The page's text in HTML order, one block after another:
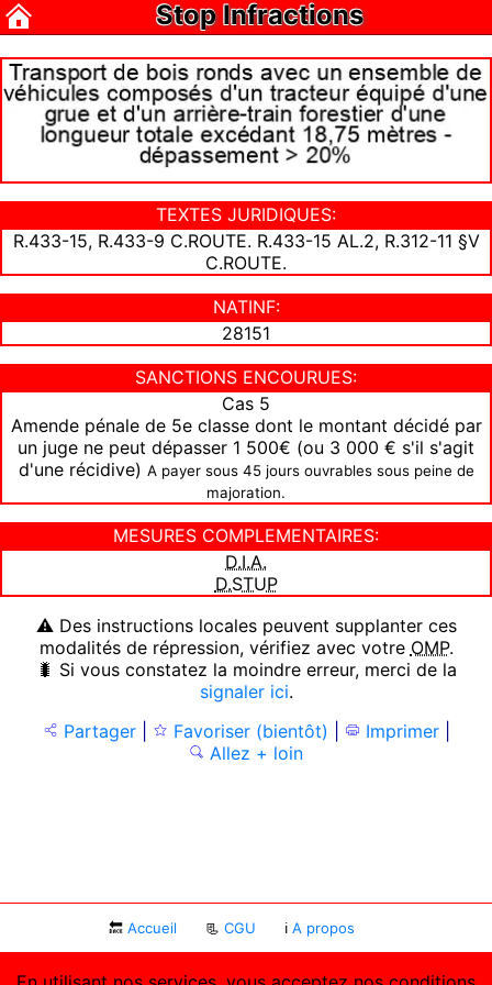
Stop Infractions
TEXTES JURIDIQUES:
R.433-15, R.433-9 C.ROUTE. R.433-15 AL.2, R.312-11 §V
C.ROUTE.
NATINF:
28151
SANCTIONS ENCOURUES:
Cas 5
Amende pénale de 5e classe dont le montant décidé par
un juge ne peut dépasser 1 500€ (ou 3 000 € s'il s'agit
d'une récidive) A payer sous 45 jours ouvrables sous peine de
majoration.
MESURES COMPLEMENTAIRES:
D.I.A.
D.STUP
⚠ Des instructions locales peuvent supplanter ces
modalités de répression, vérifiez avec votre OMP.
🐛 Si vous constatez la moindre erreur, merci de la
signaler ici.
Partager| Favoriser (bientôt) Imprimer|
Allez + loin
🔙 Accueil 📃 CGU ℹ A propos